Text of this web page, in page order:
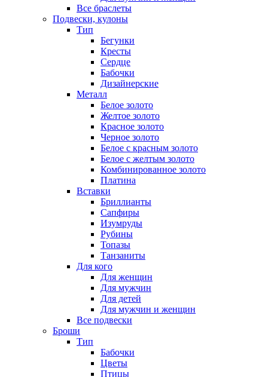
Все браслеты
Подвески, кулоны
Тип
Бегунки
Кресты
Сердце
Бабочки
Дизайнерские
Металл
Белое золото
Желтое золото
Красное золото
Черное золото
Белое с красным золото
Белое с желтым золото
Комбинированное золото
Платина
Вставки
Бриллианты
Сапфиры
Изумруды
Рубины
Топазы
Танзаниты
Для кого
Для женщин
Для мужчин
Для детей
Для мужчин и женщин
Все подвески
Броши
Тип
Бабочки
Цветы
Птицы